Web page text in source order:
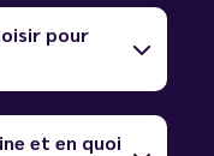
pour
et en quoi